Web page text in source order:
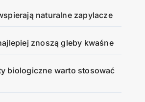
naturalne zapylacze
znoszą gleby kwaśne
biologiczne warto stosować